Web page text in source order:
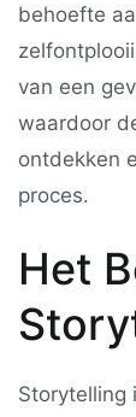
behoefte
van een
waardoor
ontdekken
proces.
Het
Storytelling